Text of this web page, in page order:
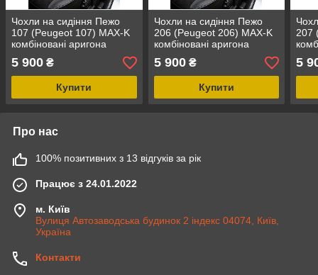
Чохли на сидіння Пежо
107 (Peugeot 107) MAX-K
комбіновані аригона
алькантара
5 900 ₴
Купити
Чохли на сидіння Пежо
206 (Peugeot 206) MAX-K
комбіновані аригона
алькантара
5 900₴
Купити
207
5
Про нас
100% позитивних з 13 відгуків за рік
Працює з 24.01.2022
м. Київ
Вулиця Автозаводська будинок 2 індекс 04074, Київ,
Україна
Контакти